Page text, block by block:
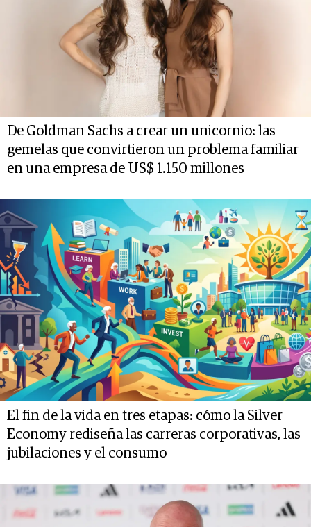
De Goldman Sachs a crear un unicornio: las
gemelas que convirtieron un problema familiar
en una empresa de US$ 1.150 millones
El fin de la vida en tres etapas: cómo la Silver
Economy rediseña las carreras corporativas, las
jubilaciones y el consumo